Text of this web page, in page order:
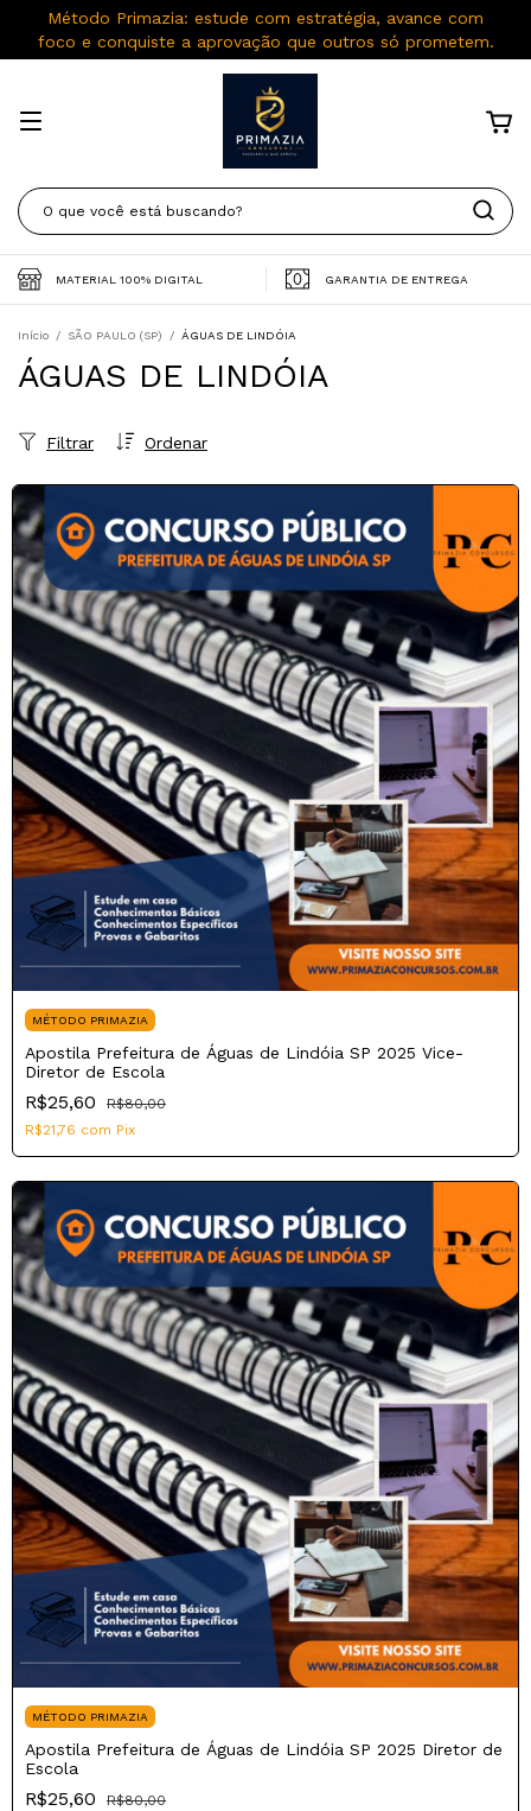
Método Primazia: estude com estratégia, avance com
foco e conquiste a aprovação que outros só prometem.
MATERIAL 100% DIGITAL GARANTIA DE ENTREGA
Início / SÃO PAULO (SP) / ÁGUAS DE LINDÓIA
ÁGUAS DE LINDÓIA
Ordenar
Filtrar
MÉTODO PRIMAZIA
Apostila Prefeitura de Águas de Lindóia SP 2025 Vice-
Diretor de Escola
R$25,60
R$80,00
R$21,76 com Pix
MÉTODO PRIMAZIA
Apostila Prefeitura de Águas de Lindóia SP 2025 Diretor de
Escola
R$25,60
R$80,00